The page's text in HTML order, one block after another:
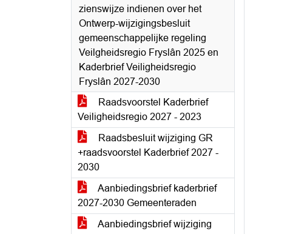
zienswijze indienen over het
Ontwerp-wijzigingsbesluit
gemeenschappelijke regeling
Veilgheidsregio Fryslân 2025 en
Kaderbrief Veiligheidsregio
Fryslân 2027-2030
Raadsvoorstel Kaderbrief
Veiligheidsregio 2027 - 2023
Raadsbesluit wijziging GR
+raadsvoorstel Kaderbrief 2027 -
2030
Aanbiedingsbrief kaderbrief
2027-2030 Gemeenteraden
Aanbiedingsbrief wijziging